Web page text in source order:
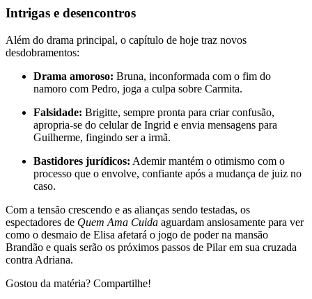
Intrigas e desencontros
Além do drama principal, o capítulo de hoje traz novos
desdobramentos:
Drama amoroso: Bruna, inconformada com o fim do
namoro com Pedro, joga a culpa sobre Carmita.
Falsidade: Brigitte, sempre pronta para criar confusão,
apropria-se do celular de Ingrid e envia mensagens para
Guilherme, fingindo ser a irmã.
Bastidores jurídicos: Ademir mantém o otimismo com o
processo que o envolve, confiante após a mudança de juiz no
caso.
Com a tensão crescendo e as alianças sendo testadas, os
espectadores de Quem Ama Cuida aguardam ansiosamente para ver
como o desmaio de Elisa afetará o jogo de poder na mansão
Brandão e quais serão os próximos passos de Pilar em sua cruzada
contra Adriana.
Gostou da matéria? Compartilhe!